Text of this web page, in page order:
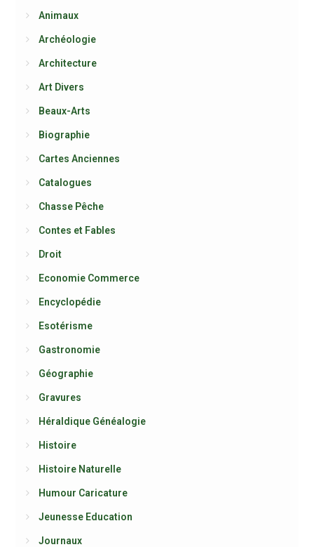
Animaux
Archéologie
Architecture
Art Divers
Beaux-Arts
Biographie
Cartes Anciennes
Catalogues
Chasse Pêche
Contes et Fables
Droit
Economie Commerce
Encyclopédie
Esotérisme
Gastronomie
Géographie
Gravures
Héraldique Généalogie
Histoire
Histoire Naturelle
Humour Caricature
Jeunesse Education
Journaux